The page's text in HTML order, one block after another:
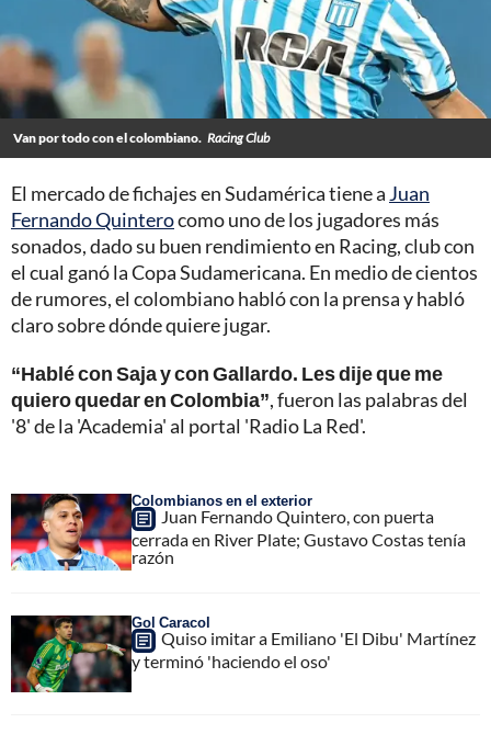
Van por todo con el colombiano. Racing Club
El mercado de fichajes en Sudamérica tiene a Juan
Fernando Quinterocomo uno de los jugadores más
sonados, dado su buen rendimiento en Racing, club con
el cual ganó la Copa Sudamericana. En medio de cientos
de rumores, el colombiano habló con la prensa y habló
claro sobre dónde quiere jugar.
“Hablé con Saja y con Gallardo. Les dije que me
quiero quedar en Colombia”, fueron las palabras del
'8' de la 'Academia' al portal 'Radio La Red'.
Colombianos en el exterior
Juan Fernando Quintero, con puerta
cerrada en River Plate; Gustavo Costas tenía
razón
Gol Caracol
Quiso imitar a Emiliano 'El Dibu' Martínez
y terminó 'haciendo el oso'